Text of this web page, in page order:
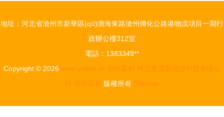
鑫銳琦燈光
器材銷售中
心,
地址：河北省滄州市新華區(qū)渤海東路滄州傳化公路港物流項目一期行
政辦公樓312室
電話：1383349**
Copyright © 2026 www.yyibei.cn 照明器材
河北昱潔新能源科技有限公
司
照明器材 版權所有 Sitemap